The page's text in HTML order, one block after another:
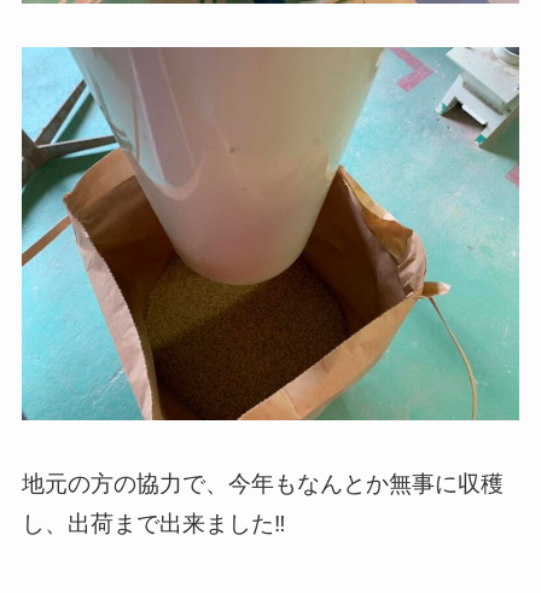
地元の方の協力で、今年もなんとか無事に収穫
し、出荷まで出来ました‼️